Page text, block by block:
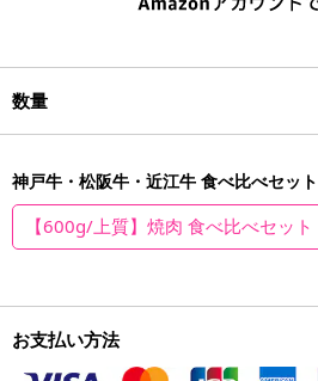
数量
神戸牛・松阪牛・近江牛 食べ比べセット
【600g/上質】焼肉 食べ比べセット
お支払い方法